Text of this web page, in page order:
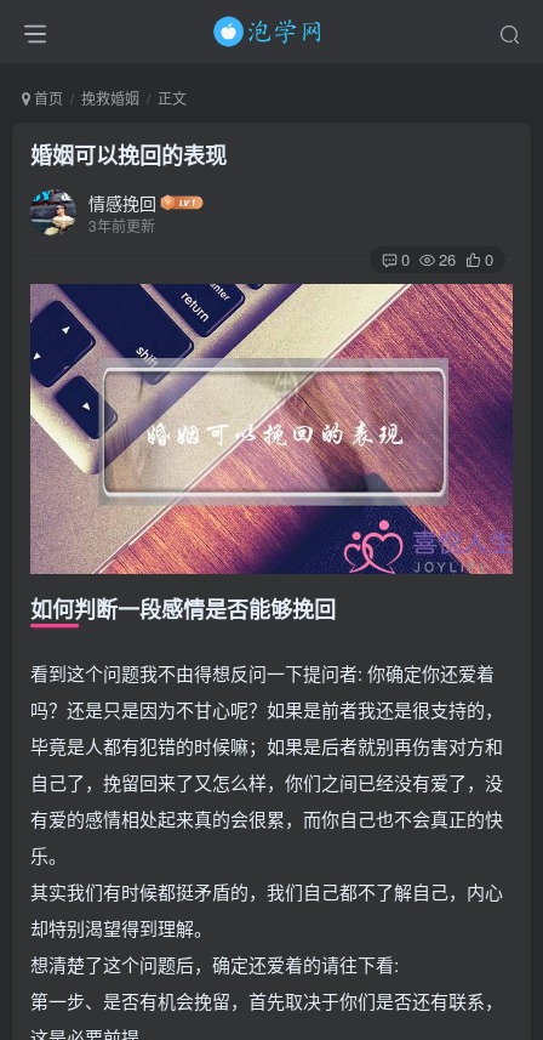
首页 挽救婚姻 正文
婚姻可以挽回的表现
情感挽回
3年前更新
0 26 0
如何判断一段感情是否能够挽回
看到这个问题我不由得想反问一下提问者: 你确定你还爱着
吗？还是只是因为不甘心呢？如果是前者我还是很支持的，
毕竟是人都有犯错的时候嘛；如果是后者就别再伤害对方和
自己了，挽留回来了又怎么样，你们之间已经没有爱了，没
有爱的感情相处起来真的会很累，而你自己也不会真正的快
乐。
其实我们有时候都挺矛盾的，我们自己都不了解自己，内心
却特别渴望得到理解。
想清楚了这个问题后，确定还爱着的请往下看:
第一步、是否有机会挽留，首先取决于你们是否还有联系，